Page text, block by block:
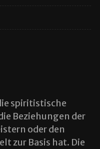
spiritistische
Beziehungen der
oder den
zur Basis hat. Die